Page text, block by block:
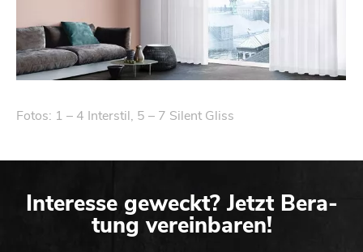
Fotos: 1 – 4 In­ter­stil, 5 – 7 Si­lent Gliss
In­ter­es­se ge­weckt? Jetzt Be­ra­
tung ver­ein­ba­ren!